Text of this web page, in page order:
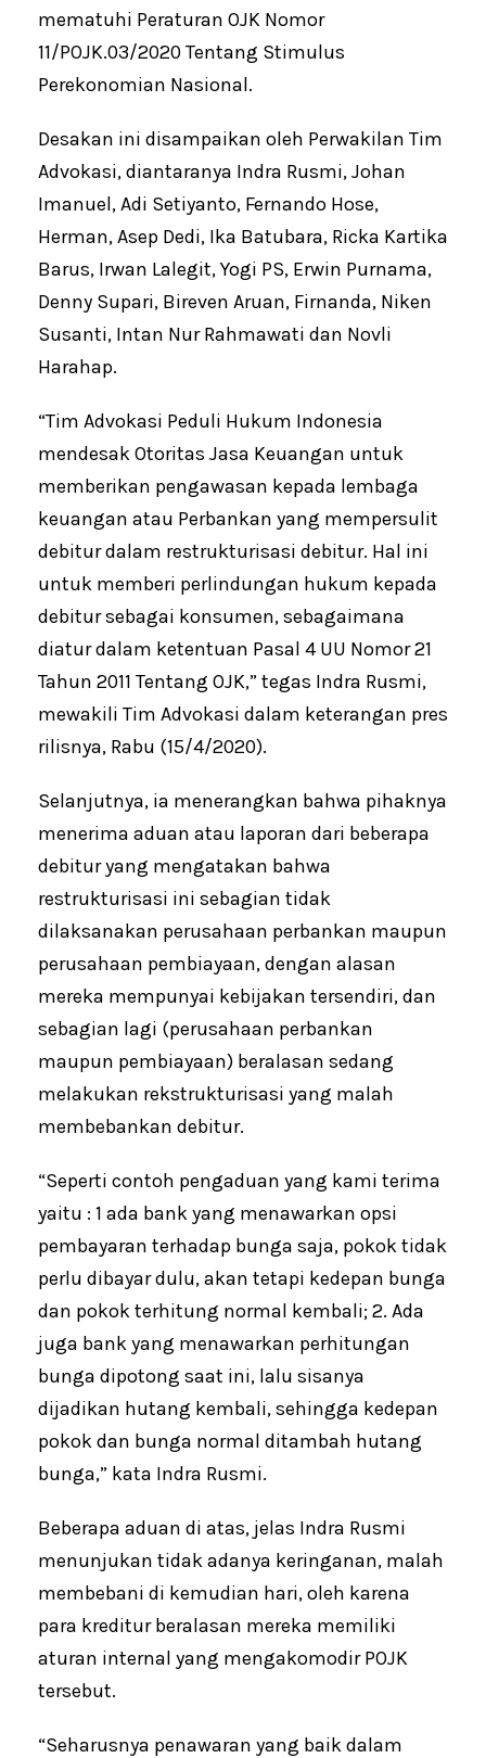
mematuhi Peraturan OJK Nomor
11/POJK.03/2020 Tentang Stimulus
Perekonomian Nasional.
Desakan ini disampaikan oleh Perwakilan Tim
Advokasi, diantaranya Indra Rusmi, Johan
Imanuel, Adi Setiyanto, Fernando Hose,
Herman, Asep Dedi, Ika Batubara, Ricka Kartika
Barus, Irwan Lalegit, Yogi PS, Erwin Purnama,
Denny Supari, Bireven Aruan, Firnanda, Niken
Susanti, Intan Nur Rahmawati dan Novli
Harahap.
“Tim Advokasi Peduli Hukum Indonesia
mendesak Otoritas Jasa Keuangan untuk
memberikan pengawasan kepada lembaga
keuangan atau Perbankan yang mempersulit
debitur dalam restrukturisasi debitur. Hal ini
untuk memberi perlindungan hukum kepada
debitur sebagai konsumen, sebagaimana
diatur dalam ketentuan Pasal 4 UU Nomor 21
Tahun 2011 Tentang OJK,” tegas Indra Rusmi,
mewakili Tim Advokasi dalam keterangan pres
rilisnya, Rabu (15/4/2020).
Selanjutnya, ia menerangkan bahwa pihaknya
menerima aduan atau laporan dari beberapa
debitur yang mengatakan bahwa
restrukturisasi ini sebagian tidak
dilaksanakan perusahaan perbankan maupun
perusahaan pembiayaan, dengan alasan
mereka mempunyai kebijakan tersendiri, dan
sebagian lagi (perusahaan perbankan
maupun pembiayaan) beralasan sedang
melakukan rekstrukturisasi yang malah
membebankan debitur.
“Seperti contoh pengaduan yang kami terima
yaitu : 1 ada bank yang menawarkan opsi
pembayaran terhadap bunga saja, pokok tidak
perlu dibayar dulu, akan tetapi kedepan bunga
dan pokok terhitung normal kembali; 2. Ada
juga bank yang menawarkan perhitungan
bunga dipotong saat ini, lalu sisanya
dijadikan hutang kembali, sehingga kedepan
pokok dan bunga normal ditambah hutang
bunga,” kata Indra Rusmi.
Beberapa aduan di atas, jelas Indra Rusmi
menunjukan tidak adanya keringanan, malah
membebani di kemudian hari, oleh karena
para kreditur beralasan mereka memiliki
aturan internal yang mengakomodir POJK
tersebut.
“Seharusnya penawaran yang baik dalam